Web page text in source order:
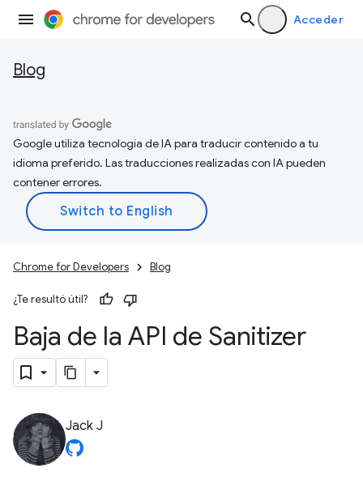
Acceder
Blog
Google utiliza tecnología de IA para traducir contenido a tu
idioma preferido. Las traducciones realizadas con IA pueden
contener errores.
Chrome for Developers Blog
¿Te resultó útil?
Baja de la API de Sanitizer
Jack J